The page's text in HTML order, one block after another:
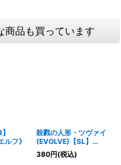
商品も買っています
フ》
殺戮の人形・ツヴァイ
(EVOLVE)【SL】
{SP01-SL05}《エル
フ》
380円(税込)